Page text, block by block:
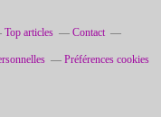
Top articles Contact
Préférences cookies